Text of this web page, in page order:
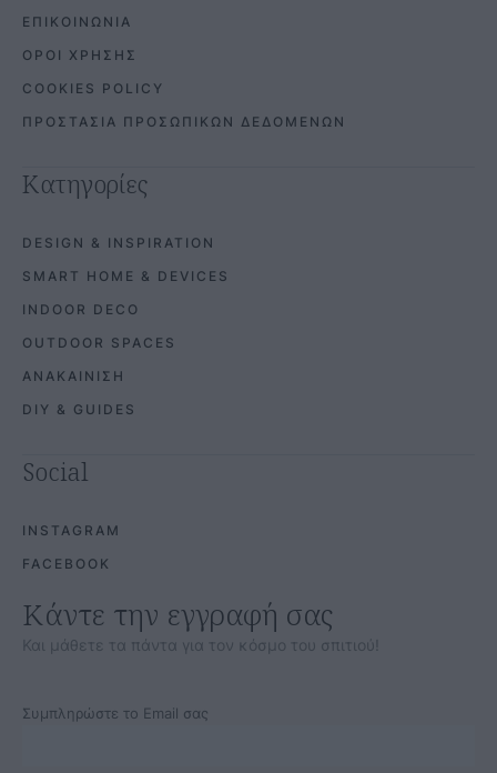
ΕΠΙΚΟΙΝΩΝΙΑ
ΟΡΟΙ ΧΡΗΣΗΣ
COOKIES POLICY
ΠΡΟΣΤΑΣΙΑ ΠΡΟΣΩΠΙΚΩΝ ΔΕΔΟΜΕΝΩΝ
Κατηγορίες
DESIGN & INSPIRATION
SMART HOME & DEVICES
INDOOR DECO
OUTDOOR SPACES
ΑΝΑΚΑΙΝΙΣΗ
DIY & GUIDES
Social
INSTAGRAM
FACEBOOK
Κάντε την εγγραφή σας
Και μάθετε τα πάντα για τον κόσμο του σπιτιού!
Συμπληρώστε το Email σας